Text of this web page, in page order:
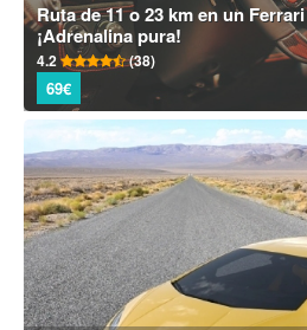
Ruta de 11 o 23 km en un
¡Adrenalina pura!
4.2 (38)
69€